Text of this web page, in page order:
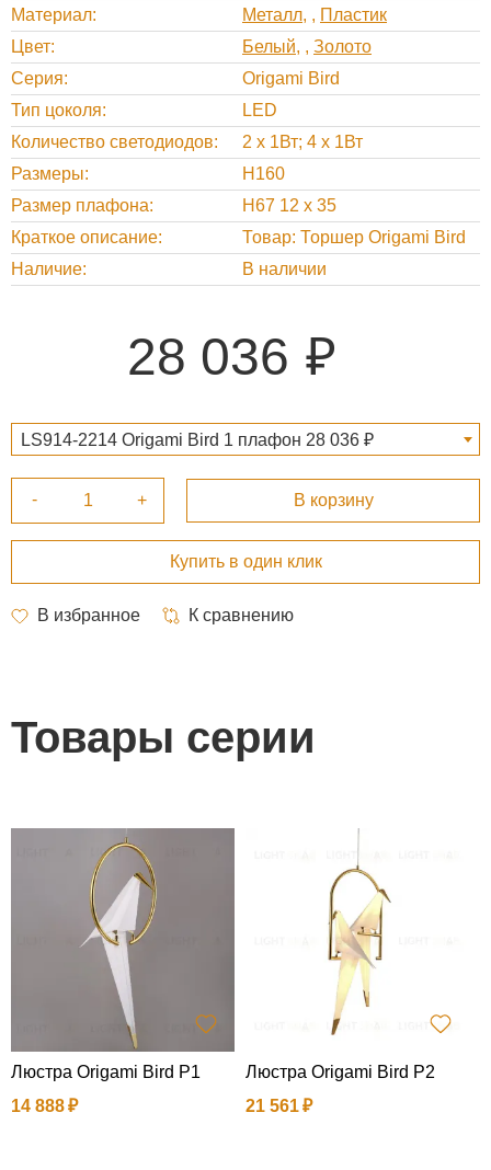
Материал
Металл , Пластик
Цвет
Белый , Золото
Серия
Origami Bird
Тип цоколя
LED
Количество светодиодов
2 x 1Вт; 4 x 1Вт
Размеры
H160
Размер плафона
H67 12 x 35
Краткое описание
Товар: Торшер Origami Bird
Наличие
В наличии
28 036
LS914-2214 Origami Bird 1 плафон 28 036 ₽
Товары серии
Люстра Origami Bird P1
14 888
Люстра Origami Bird P2
21 561